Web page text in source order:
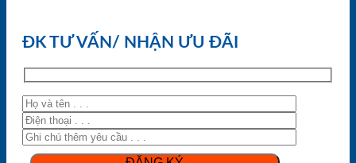
ĐK TƯ VẤN/ NHẬN ƯU ĐÃI